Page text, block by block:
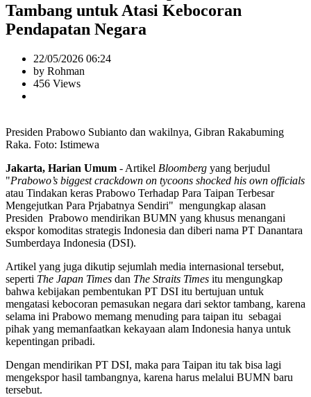
Tambang untuk Atasi Kebocoran
Pendapatan Negara
22/05/2026 06:24
by Rohman
456 Views
Presiden Prabowo Subianto dan wakilnya, Gibran Rakabuming
Raka. Foto: Istimewa
Jakarta, Harian Umum - Artikel Bloomberg yang berjudul
"Prabowo’s biggest crackdown on tycoons shocked his own officials
atau Tindakan keras Prabowo Terhadap Para Taipan Terbesar
Mengejutkan Para Prjabatnya Sendiri" mengungkap alasan
Presiden Prabowo mendirikan BUMN yang khusus menangani
ekspor komoditas strategis Indonesia dan diberi nama PT Danantara
Sumberdaya Indonesia (DSI).
Artikel yang juga dikutip sejumlah media internasional tersebut,
seperti The Japan Times dan The Straits Times itu mengungkap
bahwa kebijakan pembentukan PT DSI itu bertujuan untuk
mengatasi kebocoran pemasukan negara dari sektor tambang, karena
selama ini Prabowo memang menuding para taipan itu sebagai
pihak yang memanfaatkan kekayaan alam Indonesia hanya untuk
kepentingan pribadi.
Dengan mendirikan PT DSI, maka para Taipan itu tak bisa lagi
mengekspor hasil tambangnya, karena harus melalui BUMN baru
tersebut.